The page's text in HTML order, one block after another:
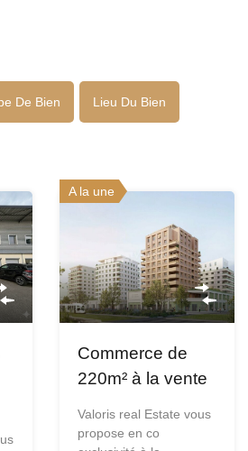
De Bien Lieu Du Bien
A la une
Commerce de
220m² à la vente
Valoris real Estate vous
propose en co